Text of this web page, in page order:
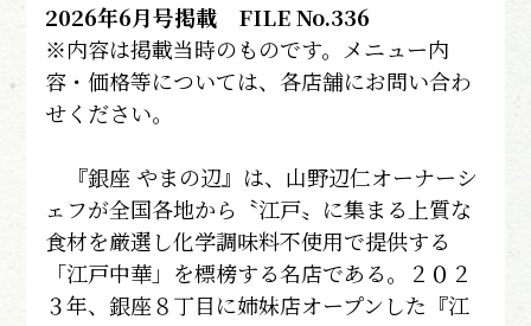
2026年6月号掲載 FILE No.336
※内容は掲載当時のものです。メニュー内
容・価格等については、各店舗にお問い合わ
せください。
『銀座 やまの辺』は、山野辺仁オーナーシ
ェフが全国各地から〝江戸〟に集まる上質な
食材を厳選し化学調味料不使用で提供する
「江戸中華」を標榜する名店である。２０２
３年、銀座８丁目に姉妹店オープンした『江